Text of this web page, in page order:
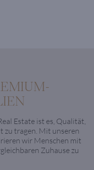
Estate ist es, Qualität,
zu tragen. Mit unseren
wir Menschen mit
Zuhause zu